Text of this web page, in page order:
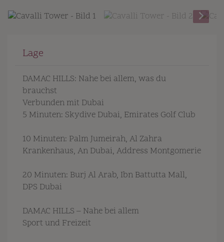
Lage
DAMAC HILLS: Nahe bei allem, was du
brauchst
Verbunden mit Dubai
5 Minuten: Skydive Dubai, Emirates Golf Club
10 Minuten: Palm Jumeirah, Al Zahra
Krankenhaus, An Dubai, Address Montgomerie
20 Minuten: Burj Al Arab, Ibn Battutta Mall,
DPS Dubai
DAMAC HILLS – Nahe bei allem
Sport und Freizeit